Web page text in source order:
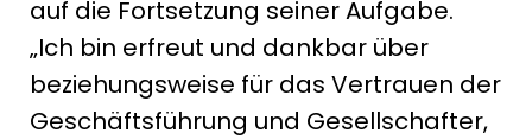
auf die Fortsetzung seiner Aufgabe.
„Ich bin erfreut und dankbar über
beziehungsweise für das Vertrauen der
Geschäftsführung und Gesellschafter,